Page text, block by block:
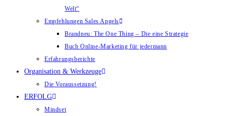
Welt“
Empfehlungen Sales Angels
Brandneu: The One Thing – Die eine Strategie
Buch Online-Marketing für jedermann
Erfahrungsberichte
Organisation & Werkzeuge
Die Voraussetzung!
ERFOLG
Mindset